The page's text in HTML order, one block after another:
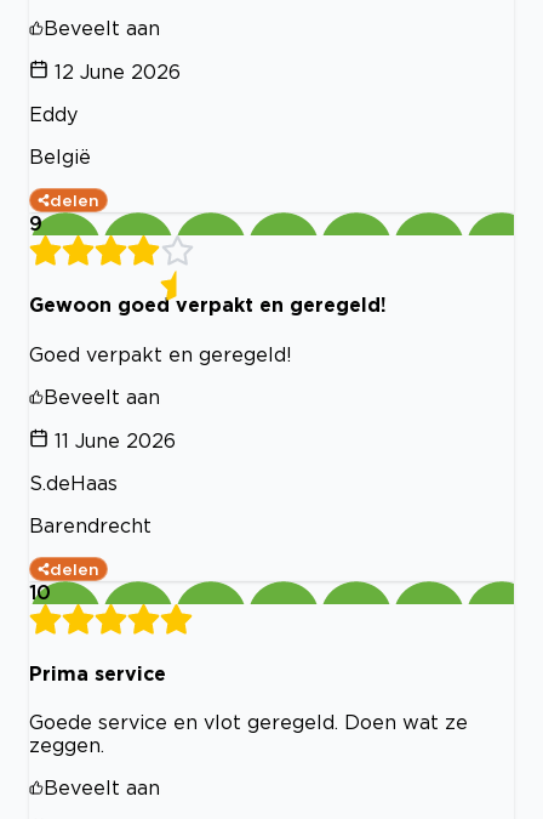
Beveelt aan
12 June 2026
Eddy
België
delen
9
Gewoon goed verpakt en geregeld!
Goed verpakt en geregeld!
Beveelt aan
11 June 2026
S.deHaas
Barendrecht
delen
10
Prima service
Goede service en vlot geregeld. Doen wat ze
zeggen.
Beveelt aan